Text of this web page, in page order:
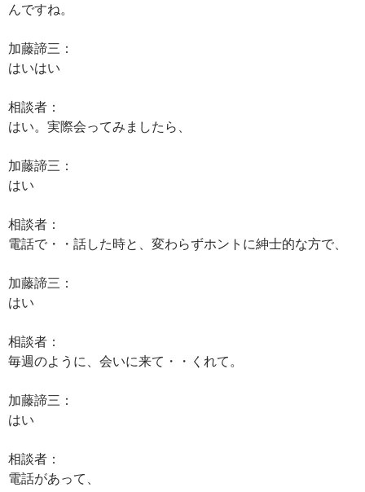
んですね。
加藤諦三：
はいはい
相談者：
はい。実際会ってみましたら、
加藤諦三：
はい
相談者：
電話で・・話した時と、変わらずホントに紳士的な方で、
加藤諦三：
はい
相談者：
毎週のように、会いに来て・・くれて。
加藤諦三：
はい
相談者：
電話があって、